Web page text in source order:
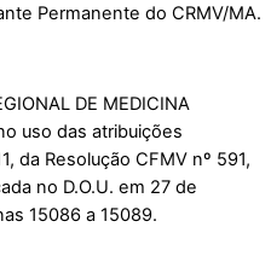
Permanente do CRMV/MA.
DE MEDICINA
uso das atribuições
da Resolução CFMV nº 591,
no D.O.U. em 27 de
15086 a 15089.